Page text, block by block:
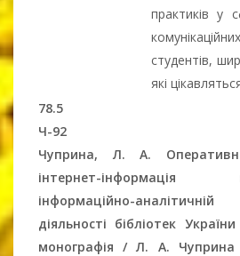
практиків у
студентів,
які
78.5
Ч-92
Чуприна, Л. А.
інтернет-інформація
інформаційно-аналітичній
діяльності бібліотек
монографія / Л. А.